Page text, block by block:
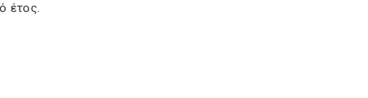
έτος.